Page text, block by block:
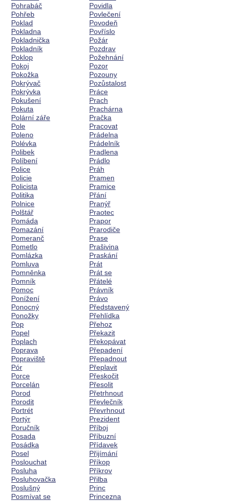
Pohrabáč
Pohřeb
Poklad
Pokladna
Pokladnička
Pokladník
Poklop
Pokoj
Pokožka
Pokrývač
Pokrývka
Pokušení
Pokuta
Polární záře
Pole
Poleno
Polévka
Polibek
Políbení
Police
Policie
Policista
Politika
Polnice
Polštář
Pomáda
Pomazání
Pomeranč
Pometlo
Pomlázka
Pomluva
Pomněnka
Pomník
Pomoc
Ponížení
Ponocný
Ponožky
Pop
Popel
Poplach
Poprava
Popraviště
Pór
Porce
Porcelán
Porod
Porodit
Portrét
Portýr
Poručník
Posada
Posádka
Posel
Poslouchat
Posluha
Posluhovačka
Poslušný
Posmívat se
Povidla
Povlečení
Povodeň
Povříslo
Požár
Pozdrav
Požehnání
Pozor
Pozouny
Pozůstalost
Práce
Prach
Prachárna
Pračka
Pracovat
Prádelna
Prádelník
Pradlena
Prádlo
Práh
Pramen
Pramice
Přání
Pranýř
Praotec
Prapor
Prarodiče
Prase
Prašivina
Praskání
Prát
Prát se
Přátelé
Právník
Právo
Představený
Přehlídka
Přehoz
Překazit
Překopávat
Přepadení
Přepadnout
Přeplavit
Přeskočit
Přesolit
Přetrhnout
Převlečník
Převrhnout
Prezident
Příboj
Příbuzní
Přídavek
Přijímání
Příkop
Příkrov
Přilba
Princ
Princezna